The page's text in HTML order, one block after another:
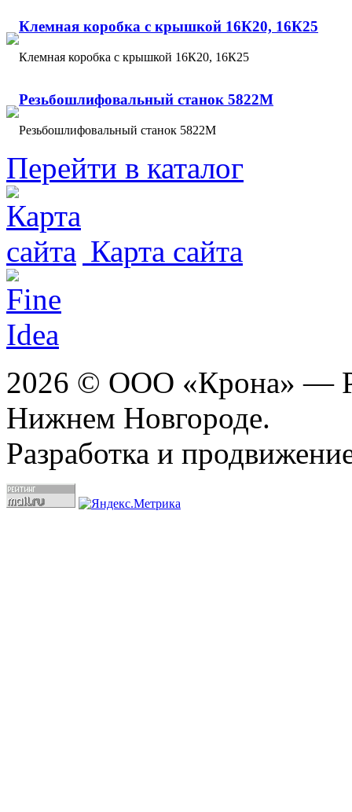
Клемная коробка с крышкой 16К20, 16К25
Клемная коробка с крышкой 16К20, 16К25
Резьбошлифовальный станок 5822М
Резьбошлифовальный станок 5822М
Перейти в каталог
Карта сайта
2026 © ООО «Крона» —
Нижнем Новгороде.
Разработка и